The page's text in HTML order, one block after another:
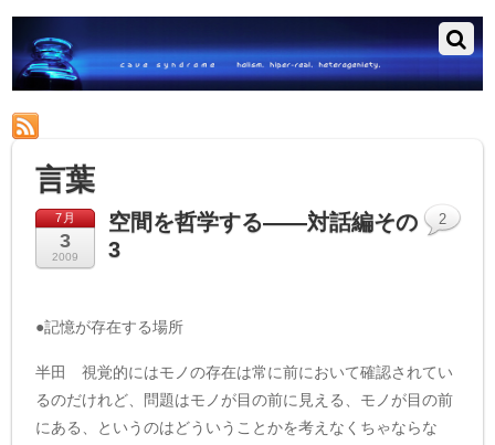
言葉
7月
3
2009
空間を哲学する——対話編その
3
●記憶が存在する場所
半田 視覚的にはモノの存在は常に前において確認されてい
るのだけれど、問題はモノが目の前に見える、モノが目の前
にある、というのはどういうことかを考えなくちゃならな
2